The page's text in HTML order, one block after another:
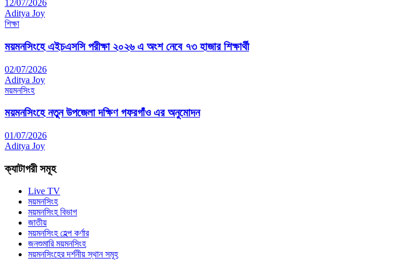
12/07/2026
Aditya Joy
শিক্ষা
ময়মনসিংহে এইচএসসি পরীক্ষা ২০২৬ এ অংশ নেবে ৭৩ হাজার শিক্ষার্থী
02/07/2026
Aditya Joy
ময়মনসিংহ
ময়মনসিংহে নতুন উপজেলা দক্ষিণ গফরগাঁও এর অনুমোদন
01/07/2026
Aditya Joy
ক্যাটাগরী সমূহ
Live TV
ময়মনসিংহ
ময়মনসিংহ বিভাগ
জাতীয়
ময়মনসিংহ হেল্প কর্ণার
জনশুমারি ময়মনসিংহ
ময়মনসিংহের দর্শনীয় স্থান সমূহ